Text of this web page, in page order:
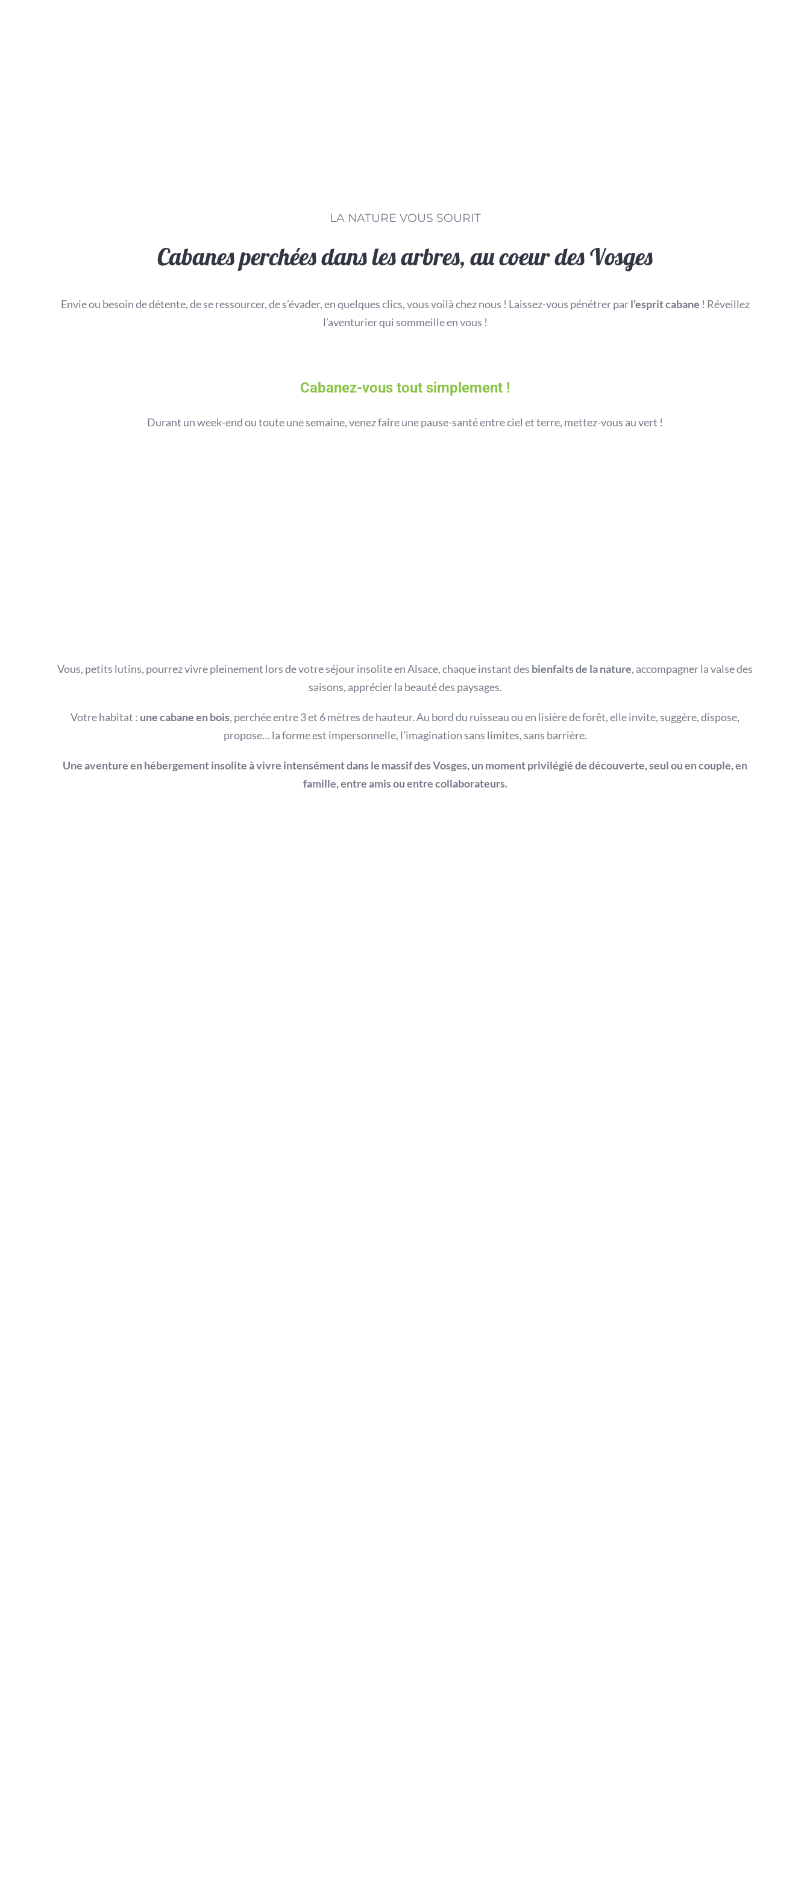
LA NATURE VOUS SOURIT
Cabanes perchées dans les arbres, au coeur des Vosges
Envie ou besoin de détente, de se ressourcer, de s’évader, en quelques clics, vous voilà chez nous ! Laissez-vous pénétrer parl’esprit cabane ! Réveillez
l’aventurier qui sommeille en vous !
Cabanez-vous tout simplement !
Durant un week-end ou toute une semaine, venez faire une pause-santé entre ciel et terre, mettez-vous au vert !
Vous, petits lutins, pourrez vivre pleinement lors de votre séjour insolite en Alsace, chaque instant des bienfaits de la nature, accompagner la valse des
saisons, apprécier la beauté des paysages.
Votre habitat : une cabane en bois, perchée entre 3 et 6 mètres de hauteur. Au bord du ruisseau ou en lisière de forêt, elle invite, suggère, dispose,
propose… la forme est impersonnelle, l’imagination sans limites, sans barrière.
Une aventure en hébergement insolite à vivre intensément dans le massif des Vosges, un moment privilégié de découverte, seul ou en couple, en
famille, entre amis ou entre collaborateurs.